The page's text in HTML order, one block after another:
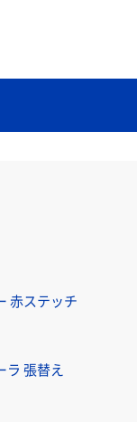
赤ステッチ
ラ 張替え